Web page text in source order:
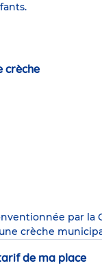
crèche
par la
crèche
de ma place